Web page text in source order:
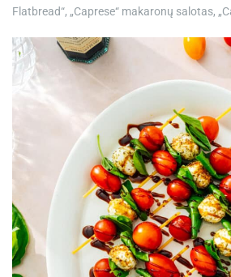
Flatbread“, „Caprese“ makaronų salotas,